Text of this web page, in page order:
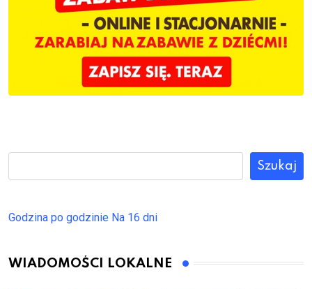
Szukaj
Godzina po godzinie Na 16 dni
WIADOMOŚCI LOKALNE